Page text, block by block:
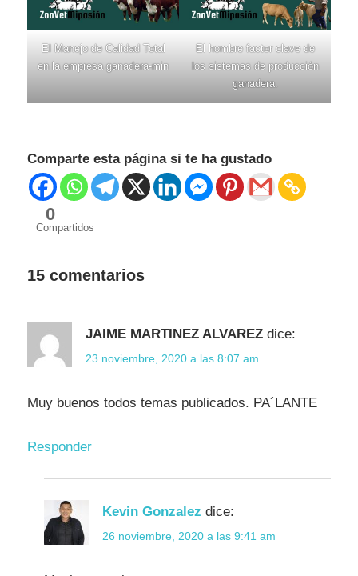
El Manejo de Calidad Total
en la empresa ganadera-min
El hombre factor clave de
los sistemas de producción
ganadera.
Comparte esta página si te ha gustado
0
Compartidos
15 comentarios
JAIME MARTINEZ ALVAREZ dice:
23 noviembre, 2020 a las 8:07 am
Muy buenos todos temas publicados. PA´LANTE
Responder
Kevin Gonzalez dice:
26 noviembre, 2020 a las 9:41 am